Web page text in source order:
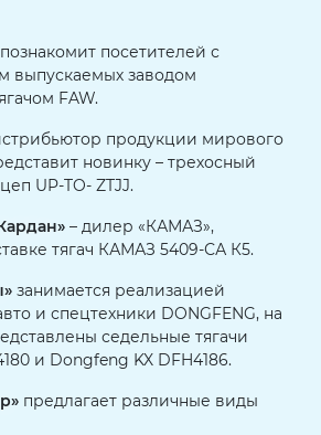
познакомит посетителей с
выпускаемых заводом
FAW.
продукции мирового
новинку – трехосный
UP-TO- ZTJJ.
– дилер «КАМАЗ»,
тягач КАМАЗ 5409-СА К5.
занимается реализацией
и спецтехники DONGFENG, на
седельные тягачи
и Dongfeng KX DFH4186.
предлагает различные виды